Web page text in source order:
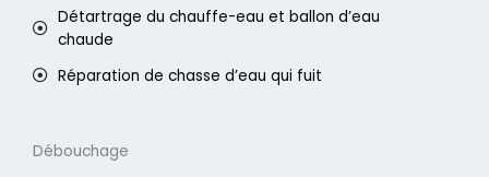
Détartrage du chauffe-eau et ballon d’eau
chaude
Réparation de chasse d’eau qui fuit
Débouchage